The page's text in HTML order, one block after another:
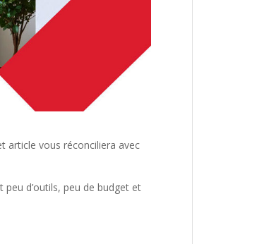
article vous réconciliera avec
d’outils, peu de budget et